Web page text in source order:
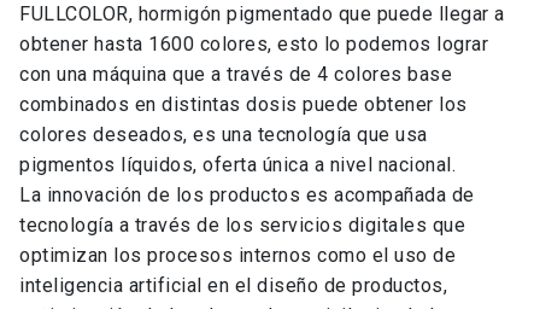
FULLCOLOR, hormigón pigmentado que puede llegar a
obtener hasta 1600 colores, esto lo podemos lograr
con una máquina que a través de 4 colores base
combinados en distintas dosis puede obtener los
colores deseados, es una tecnología que usa
pigmentos líquidos, oferta única a nivel nacional.
La innovación de los productos es acompañada de
tecnología a través de los servicios digitales que
optimizan los procesos internos como el uso de
inteligencia artificial en el diseño de productos,